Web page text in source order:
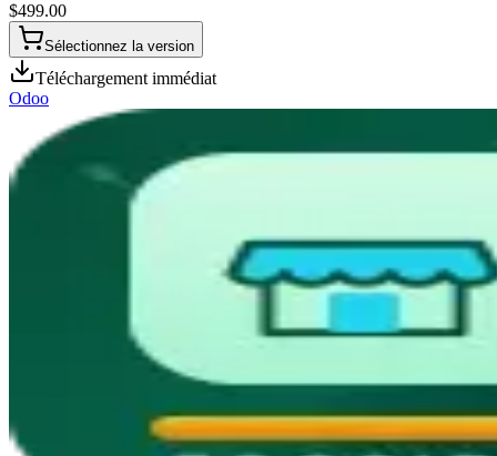
$499.00
Sélectionnez la version
Téléchargement immédiat
Odoo